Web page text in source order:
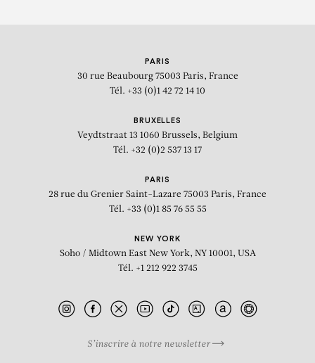
PARIS
30 rue Beaubourg 75003 Paris, France
Tél. +33 (0)1 42 72 14 10
BRUXELLES
Veydtstraat 13 1060 Brussels, Belgium
Tél. +32 (0)2 537 13 17
PARIS
28 rue du Grenier Saint-Lazare 75003 Paris, France
Tél. +33 (0)1 85 76 55 55
NEW YORK
Soho / Midtown East New York, NY 10001, USA
Tél. +1 212 922 3745
S’inscrire à notre newsletter